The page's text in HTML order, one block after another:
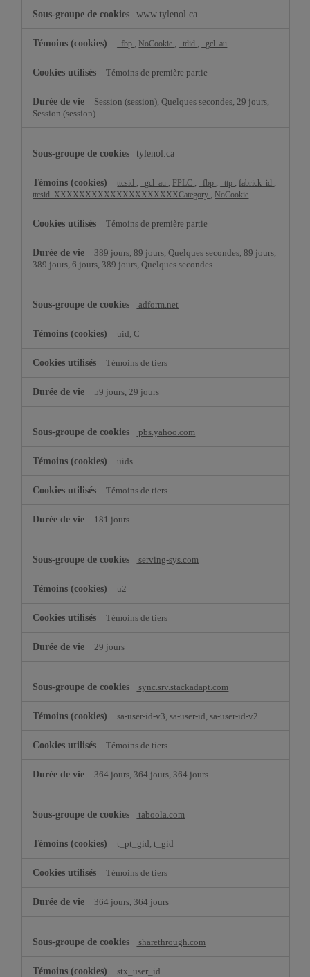
www.tylenol.ca
_fbp NoCookie _tdid _gcl_au
Témoins de première partie
Session (session), Quelques secondes, 29 jours,
Session (session)
tylenol.ca
ttcsid _gcl_au FPLC _fbp _ttp fabrick_id
ttcsid_XXXXXXXXXXXXXXXXXXXXCategory NoCookie
Témoins de première partie
389 jours, 89 jours, Quelques secondes, 89 jours,
389 jours, 6 jours, 389 jours, Quelques secondes
adform.net
uid, C
Témoins de tiers
59 jours, 29 jours
pbs.yahoo.com
uids
Témoins de tiers
181 jours
serving-sys.com
u2
Témoins de tiers
29 jours
sync.srv.stackadapt.com
sa-user-id-v3, sa-user-id, sa-user-id-v2
Témoins de tiers
364 jours, 364 jours, 364 jours
taboola.com
t_pt_gid, t_gid
Témoins de tiers
364 jours, 364 jours
sharethrough.com
stx_user_id